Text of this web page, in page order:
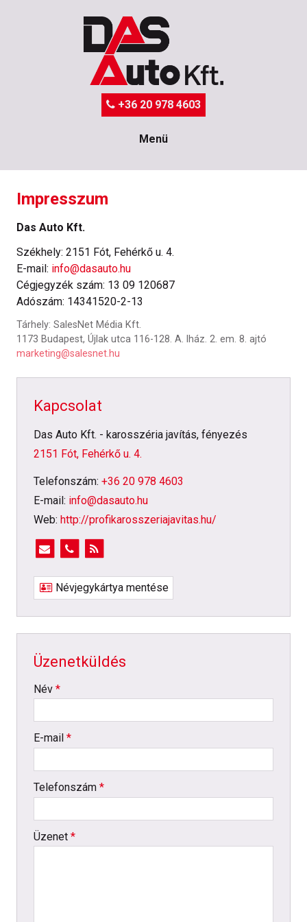
+36 20 978 4603
Menü
Impresszum
Das Auto Kft.
Székhely: 2151 Fót, Fehérkő u. 4.
E-mail: info@dasauto.hu
Cégjegyzék szám: 13 09 120687
Adószám: 14341520-2-13
Tárhely: SalesNet Média Kft.
1173 Budapest, Újlak utca 116-128. A. lház. 2. em. 8. ajtó
marketing@salesnet.hu
Kapcsolat
Das Auto Kft. - karosszéria javítás, fényezés
2151 Fót, Fehérkő u. 4.
Telefonszám: +36 20 978 4603
E-mail: info@dasauto.hu
Web: http://profikarosszeriajavitas.hu/
Névjegykártya mentése
Üzenetküldés
-
Név *
E-mail *
Telefonszám *
Üzenet *